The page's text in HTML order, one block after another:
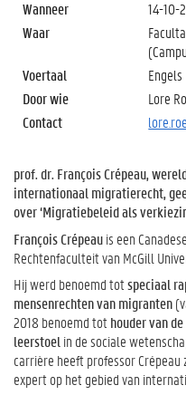
Wanneer
14-10-
Waar
Voertaal
Engels
Door wie
Lore
Contact
prof. dr. François Crépeau,
internationaal migratierecht,
over ‘Migratiebeleid als
François Crépeauis een
Rechtenfaculteit van McGill
Hij werd benoemd totspeciaal
mensenrechten van migranten
2018 benoemd tothouder van
leerstoel in de sociale
carrière heeft professor
expert op het gebied van